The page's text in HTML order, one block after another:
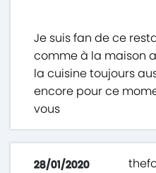
Je suis fan de ce
comme à la maison
la cuisine toujours
encore pour ce
vous
28/01/2020